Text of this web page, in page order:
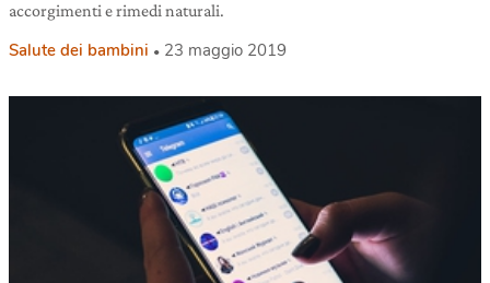
accorgimenti e rimedi naturali.
Salute dei bambini 23 maggio 2019